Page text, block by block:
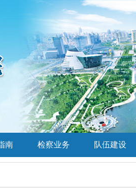
南 检察业务 队伍建设